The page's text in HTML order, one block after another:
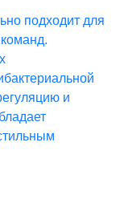
подходит для
и